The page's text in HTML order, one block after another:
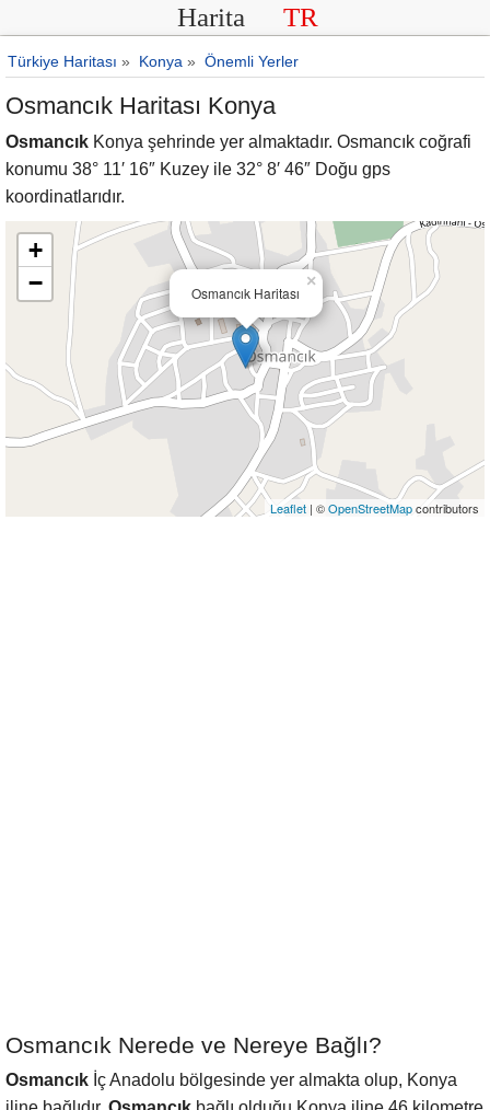
Harita TR
Türkiye Haritası » Konya » Önemli Yerler
Osmancık Haritası Konya
Osmancık Konya şehrinde yer almaktadır. Osmancık coğrafi
konumu 38° 11′ 16″ Kuzey ile 32° 8′ 46″ Doğu gps
koordinatlarıdır.
Osmancık Haritası
×
+
−
Leaflet | ©OpenStreetMapcontributors
Osmancık Nerede ve Nereye Bağlı?
Osmancık İç Anadolu bölgesinde yer almakta olup, Konya